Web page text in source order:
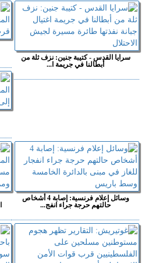
سرايا القدس - كتيبة جنين: نزف ثلة من
أبطالنا في جريمة ا...
وسائل إعلام فرنسية: إصابة 4 أشخاص
حالتهم حرجة جراء انفج...